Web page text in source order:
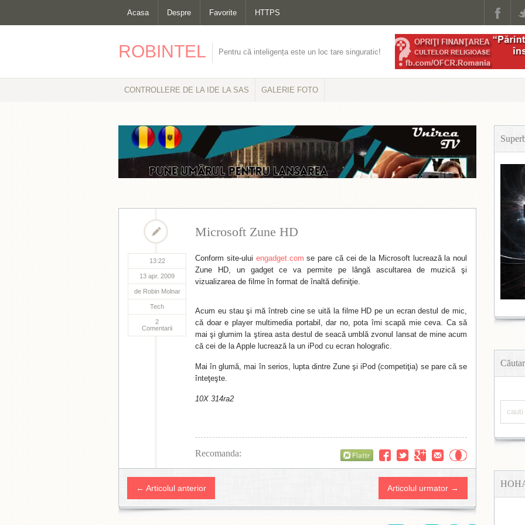
Acasa Despre Favorite HTTPS
ROBINTEL Pentru că inteligența este un loc tare singuratic!
CONTROLLERE DE LA IDE LA SAS GALERIE FOTO
13:22
13 apr. 2009
de Robin Molnar
Tech
2
Comentarii
Microsoft Zune HD
Conform site-ului engadget.com se pare că cei de la Microsoft lucrează la noul
Zune HD, un gadget ce va permite pe lângă ascultarea de muzică şi
vizualizarea de filme în format de înaltă definiţie.
Acum eu stau şi mă întreb cine se uită la filme HD pe un ecran destul de mic,
că doar e player multimedia portabil, dar no, pota îmi scapă mie ceva. Ca să
mai şi glumim la ştirea asta destul de seacă umblă zvonul lansat de mine acum
că cei de la Apple lucrează la un iPod cu ecran holografic.
Mai în glumă, mai în serios, lupta dintre Zune şi iPod (competiţia) se pare că se
înteţeşte.
10X 314ra2
Recomanda:
← Articolul anterior Articolul urmator →